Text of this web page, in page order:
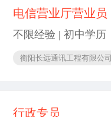
电信营业厅营业员
不限经验 | 初中学历
衡阳长远通讯工程有限公司
行政专员